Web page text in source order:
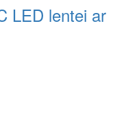
LED lentei ar